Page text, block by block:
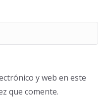
y web en este
que comente.